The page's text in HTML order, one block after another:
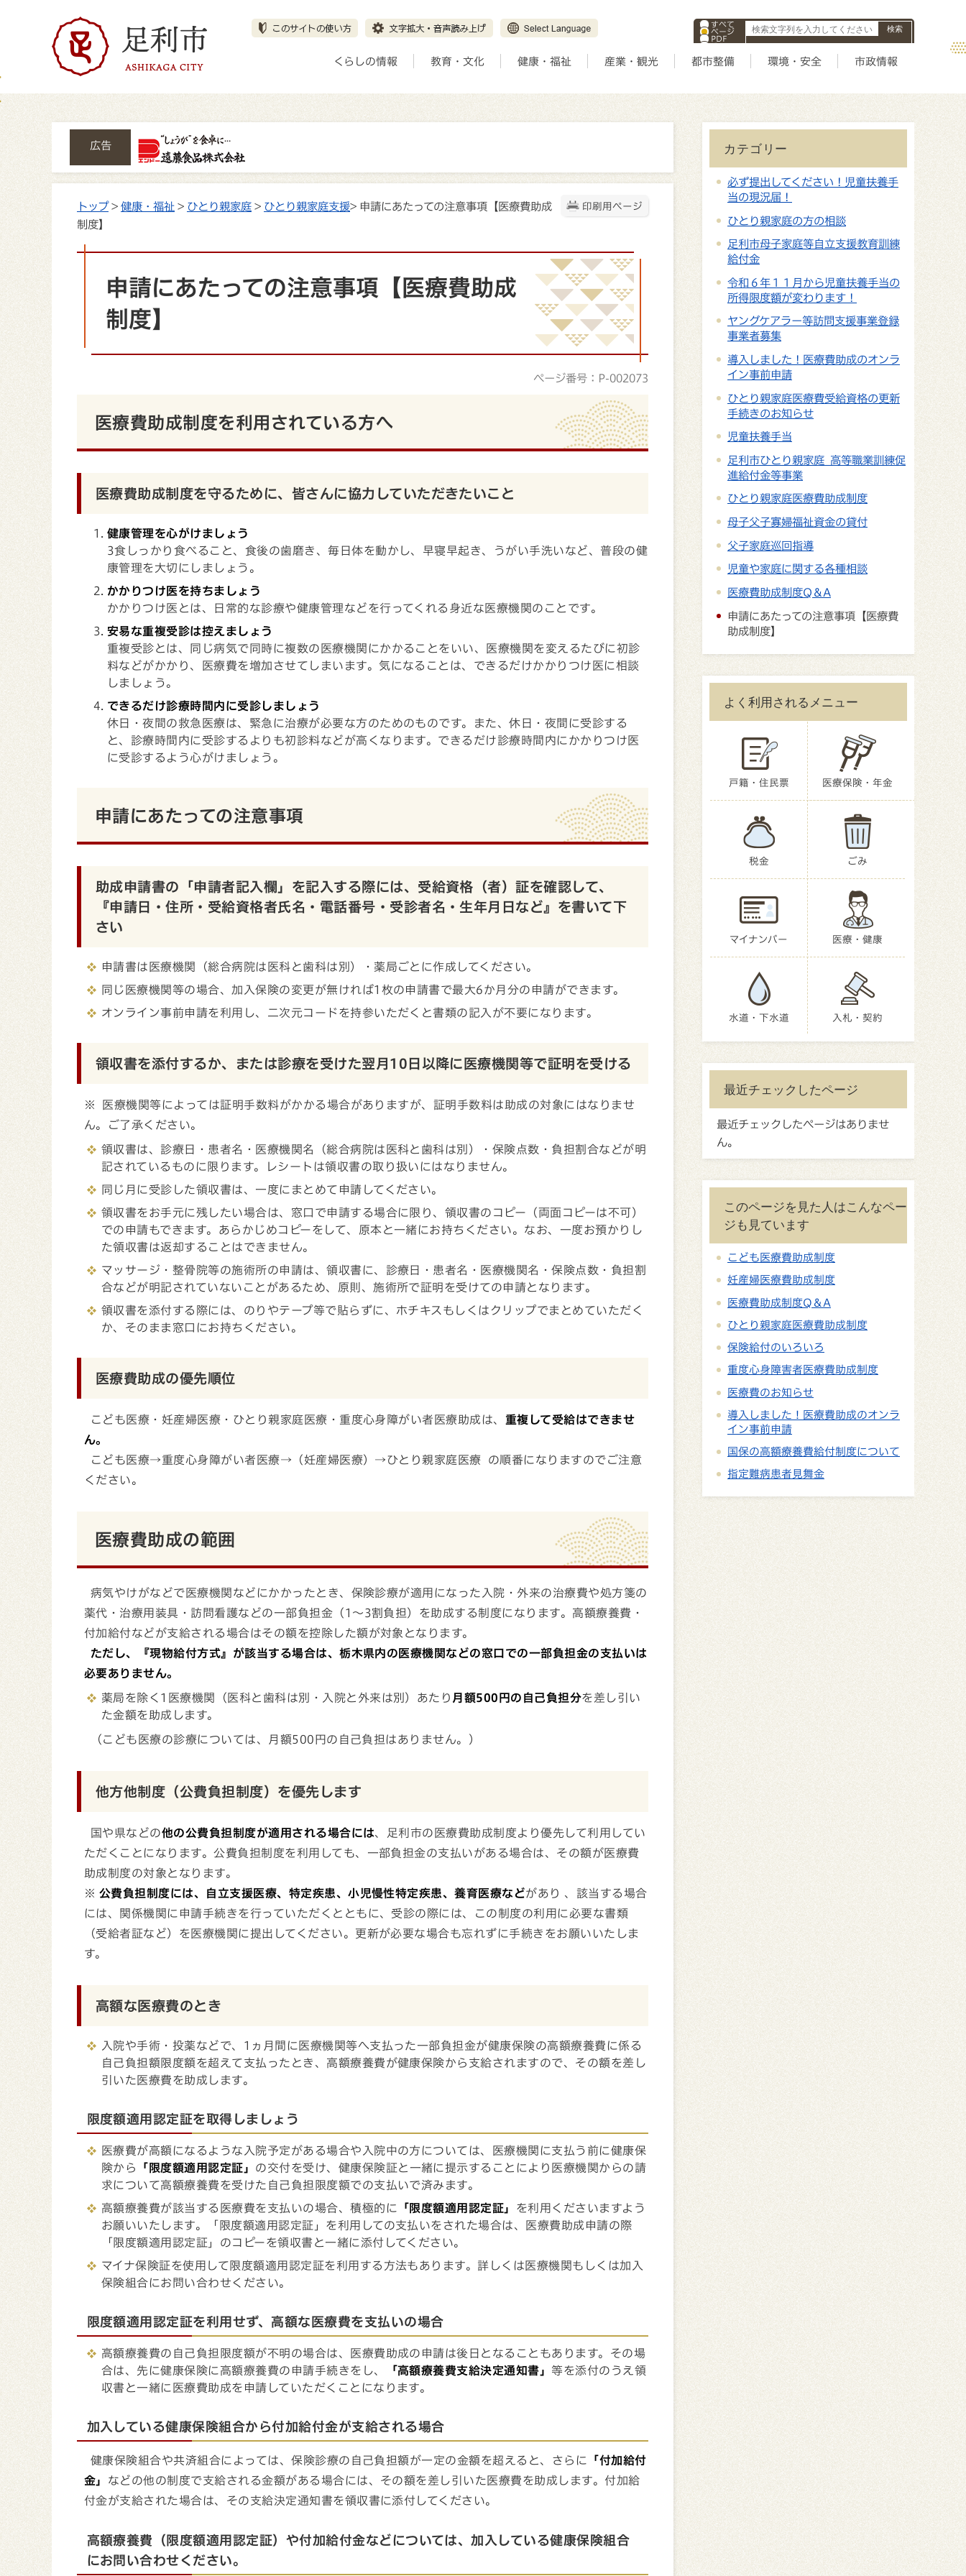
すべて
ページ
PDF
ID
くらしの情報 教育・文化 健康・福祉 産業・観光 都市整備 環境・安全 市政情報
広告
印刷用ページ
トップ> 健康・福祉 > ひとり親家庭 > ひとり親家庭支援> 申請にあたっての注意事項【医療費助成
制度】
申請にあたっての注意事項【医療費助成
制度】
ページ番号：P-002073
医療費助成制度を利用されている方へ
医療費助成制度を守るために、皆さんに協力していただきたいこと
健康管理を心がけましょう
3食しっかり食べること、食後の歯磨き、毎日体を動かし、早寝早起き、うがい手洗いなど、普段の健
康管理を大切にしましょう。
かかりつけ医を持ちましょう
かかりつけ医とは、日常的な診療や健康管理などを行ってくれる身近な医療機関のことです。
安易な重複受診は控えましょう
重複受診とは、同じ病気で同時に複数の医療機関にかかることをいい、医療機関を変えるたびに初診
料などがかかり、医療費を増加させてしまいます。気になることは、できるだけかかりつけ医に相談
しましょう。
できるだけ診療時間内に受診しましょう
休日・夜間の救急医療は、緊急に治療が必要な方のためのものです。また、休日・夜間に受診する
と、診療時間内に受診するよりも初診料などが高くなります。できるだけ診療時間内にかかりつけ医
に受診するよう心がけましょう。
申請にあたっての注意事項
助成申請書の「申請者記入欄」を記入する際には、受給資格（者）証を確認して、
『申請日・住所・受給資格者氏名・電話番号・受診者名・生年月日など』を書いて下
さい
申請書は医療機関（総合病院は医科と歯科は別）・薬局ごとに作成してください。
同じ医療機関等の場合、加入保険の変更が無ければ1枚の申請書で最大6か月分の申請ができます。
オンライン事前申請を利用し、二次元コードを持参いただくと書類の記入が不要になります。
領収書を添付するか、または診療を受けた翌月10日以降に医療機関等で証明を受ける
※ 医療機関等によっては証明手数料がかかる場合がありますが、証明手数料は助成の対象にはなりませ
ん。ご了承ください。
領収書は、診療日・患者名・医療機関名（総合病院は医科と歯科は別）・保険点数・負担割合などが明
記されているものに限ります。レシートは領収書の取り扱いにはなりません。
同じ月に受診した領収書は、一度にまとめて申請してください。
領収書をお手元に残したい場合は、窓口で申請する場合に限り、領収書のコピー（両面コピーは不可）
での申請もできます。あらかじめコピーをして、原本と一緒にお持ちください。なお、一度お預かりし
た領収書は返却することはできません。
マッサージ・整骨院等の施術所の申請は、領収書に、診療日・患者名・医療機関名・保険点数・負担割
合などが明記されていないことがあるため、原則、施術所で証明を受けての申請となります。
領収書を添付する際には、のりやテープ等で貼らずに、ホチキスもしくはクリップでまとめていただく
か、そのまま窓口にお持ちください。
医療費助成の優先順位
こども医療・妊産婦医療・ひとり親家庭医療・重度心身障がい者医療助成は、 重複して受給はできませ
ん。
こども医療→重度心身障がい者医療→（妊産婦医療）→ひとり親家庭医療 の順番になりますのでご注意
ください。
医療費助成の範囲
病気やけがなどで医療機関などにかかったとき、保険診療が適用になった入院・外来の治療費や処方箋の
薬代・治療用装具・訪問看護などの一部負担金（1～3割負担）を助成する制度になります。高額療養費・
付加給付などが支給される場合はその額を控除した額が対象となります。
ただし、『現物給付方式』が該当する場合は、栃木県内の医療機関などの窓口での一部負担金の支払いは
必要ありません。
薬局を除く1医療機関（医科と歯科は別・入院と外来は別）あたり 月額500円の自己負担分を差し引い
た金額を助成します。
（こども医療の診療については、月額500円の自己負担はありません。）
他方他制度（公費負担制度）を優先します
国や県などの他の公費負担制度が適用される場合には、足利市の医療費助成制度より優先して利用してい
ただくことになります。公費負担制度を利用しても、一部負担金の支払いがある場合は、その額が医療費
助成制度の対象となります。
※ 公費負担制度には、自立支援医療、特定疾患、小児慢性特定疾患、養育医療などがあり 、該当する場合
には、関係機関に申請手続きを行っていただくとともに、受診の際には、この制度の利用に必要な書類
（受給者証など）を医療機関に提出してください。更新が必要な場合も忘れずに手続きをお願いいたしま
す。
高額な医療費のとき
入院や手術・投薬などで、1ヵ月間に医療機関等へ支払った一部負担金が健康保険の高額療養費に係る
自己負担額限度額を超えて支払ったとき、高額療養費が健康保険から支給されますので、その額を差し
引いた医療費を助成します。
限度額適用認定証を取得しましょう
医療費が高額になるような入院予定がある場合や入院中の方については、医療機関に支払う前に健康保
険から
「限度額適用認定証」 の交付を受け、健康保険証と一緒に提示することにより医療機関からの請
求について高額療養費を受けた自己負担限度額での支払いで済みます。
高額療養費が該当する医療費を支払いの場合、積極的に
「限度額適用認定証」 を利用くださいますよう
お願いいたします。「限度額適用認定証」を利用しての支払いをされた場合は、医療費助成申請の際
「限度額適用認定証」のコピーを領収書と一緒に添付してください。
マイナ保険証を使用して限度額適用認定証を利用する方法もあります。詳しくは医療機関もしくは加入
保険組合にお問い合わせください。
限度額適用認定証を利用せず、高額な医療費を支払いの場合
高額療養費の自己負担限度額が不明の場合は、医療費助成の申請は後日となることもあります。その場
合は、先に健康保険に高額療養費の申請手続きをし、
「高額療養費支給決定通知書」 等を添付のうえ領
収書と一緒に医療費助成を申請していただくことになります。
加入している健康保険組合から付加給付金が支給される場合
健康保険組合や共済組合によっては、保険診療の自己負担額が一定の金額を超えると、さらに
「付加給付
金」 などの他の制度で支給される金額がある場合には、その額を差し引いた医療費を助成します。付加給
付金が支給された場合は、その支給決定通知書を領収書に添付してください。
高額療養費（限度額適用認定証）や付加給付金などについては、加入している健康保険組合
にお問い合わせください。
カテゴリー
必ず提出してください！児童扶養手
当の現況届！
ひとり親家庭の方の相談
足利市母子家庭等自立支援教育訓練
給付金
令和６年１１月から児童扶養手当の
所得限度額が変わります！
ヤングケアラー等訪問支援事業登録
事業者募集
導入しました！医療費助成のオンラ
イン事前申請
ひとり親家庭医療費受給資格の更新
手続きのお知らせ
児童扶養手当
足利市ひとり親家庭 高等職業訓練促
進給付金等事業
ひとり親家庭医療費助成制度
母子父子寡婦福祉資金の貸付
父子家庭巡回指導
児童や家庭に関する各種相談
医療費助成制度Q＆A
申請にあたっての注意事項【医療費
助成制度】
よく利用されるメニュー
戸籍・住民票 医療保険・年金
税金 ごみ
マイナンバー 医療・健康
水道・下水道 入札・契約
最近チェックしたページ
最近チェックしたページはありませ
ん。
このページを見た人はこんなペー
ジも見ています
こども医療費助成制度
妊産婦医療費助成制度
医療費助成制度Q＆A
ひとり親家庭医療費助成制度
保険給付のいろいろ
重度心身障害者医療費助成制度
医療費のお知らせ
導入しました！医療費助成のオンラ
イン事前申請
国保の高額療養費給付制度について
指定難病患者見舞金